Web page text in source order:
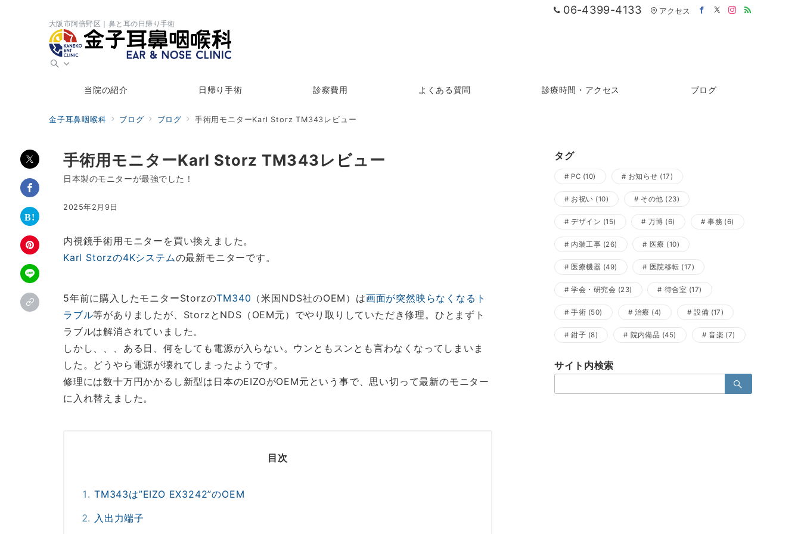
06-4399-4133 アクセス
大阪市阿倍野区｜鼻と耳の日帰り手術
当院の紹介 日帰り手術 診察費用 よくある質問 診療時間・アクセス ブログ
金子耳鼻咽喉科 ブログ ブログ 手術用モニターKarl Storz TM343レビュー
手術用モニターKarl Storz TM343レビュー
日本製のモニターが最強でした！
2025年2月9日
内視鏡手術用モニターを買い換えました。
Karl Storzの4Kシステムの最新モニターです。
5年前に購入したモニターStorzのTM340 （米国NDS社のOEM）は画面が突然映らなくなるト
ラブル等がありましたが、StorzとNDS（OEM元）でやり取りしていただき修理。ひとまずト
ラブルは解消されていました。
しかし、、、ある日、何をしても電源が入らない。ウンともスンとも言わなくなってしまいま
した。どうやら電源が壊れてしまったようです。
修理には数十万円かかるし新型は日本のEIZOがOEM元という事で、思い切って最新のモニター
に入れ替えました。
目次
TM343は”EIZO EX3242”のOEM
入出力端子
タグ
PC (10) お知らせ (17)
お祝い (10) その他 (23)
デザイン (15) 万博 (6) 事務 (6)
内装工事 (26) 医療 (10)
医療機器 (49) 医院移転 (17)
学会・研究会 (23) 待合室 (17)
手術 (50) 治療 (4) 設備 (17)
鉗子 (8) 院内備品 (45) 音楽 (7)
サイト内検索
索：